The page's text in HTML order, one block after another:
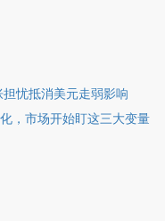
忧抵消美元走弱影响
，市场开始盯这三大变量